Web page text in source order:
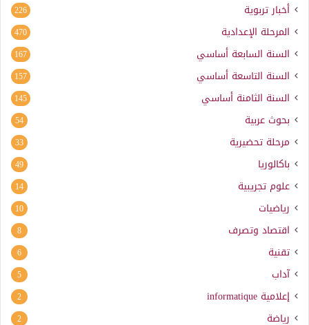
أخبار تربوية 226
المرحلة الإعدادية 470
السنة السابعة أساسي 167
السنة التاسعة أساسي 157
السنة الثامنة أساسي 145
بحوث عربية 54
مرحلة تحضيرية 33
باكالوريا 49
علوم تجريبية 14
رياضيات 10
اقتصاد وتصرف 8
تقنية 6
آداب 5
إعلامية informatique
2
رياضة 2